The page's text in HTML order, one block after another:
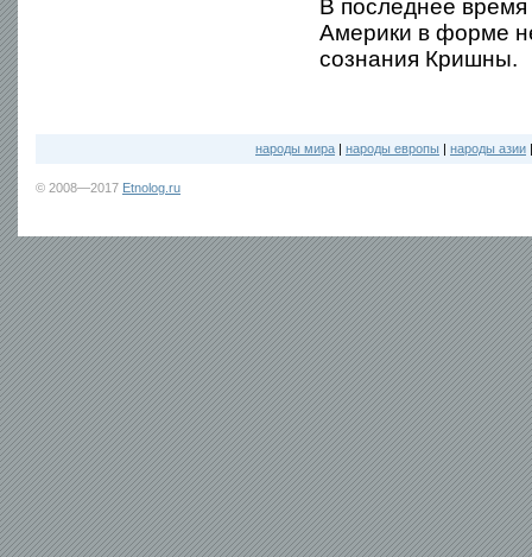
В последнее
Америки в форме
сознания Кришны.
народы мира | народы европы | народы азии
© 2008—2017 Etnolog.ru